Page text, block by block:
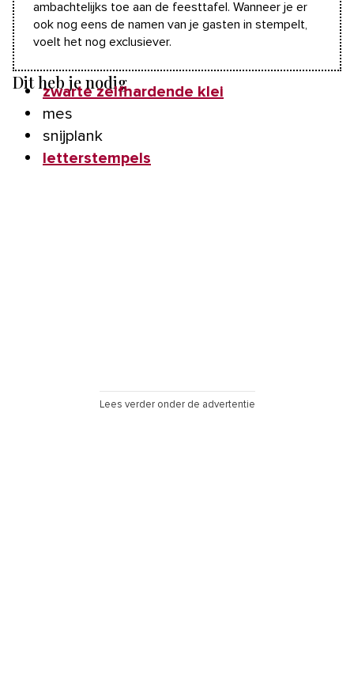
ambachtelijks toe aan de feesttafel. Wanneer je er
ook nog eens de namen van je gasten in stempelt,
voelt het nog exclusiever.
Dit heb je nodig
zwarte zelfhardende klei
mes
snijplank
letterstempels
Lees verder onder de advertentie